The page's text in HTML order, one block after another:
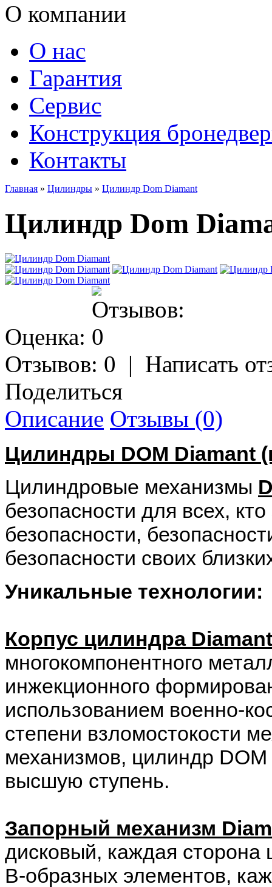
О компании
О нас
Гарантия
Сервис
Конструкция
Контакты
Главная » Цилиндры » Цилиндр Dom Diamant
Цилиндр Dom
Оценка:
Отзывов: 0 | Написать
Поделиться
Описание Отзывы (0)
Цилиндры DOM Diamant
Цилиндровые механизмы
безопасности для всех,
безопасности,
безопасности своих
Уникальные технологии:
Корпус цилиндра
многокомпонентного
инжекционного
использованием военно-
степени взломостокости
механизмов, цилиндр
высшую ступень.
Запорный механизм
дисковый, каждая сторона
В-образных элементов,